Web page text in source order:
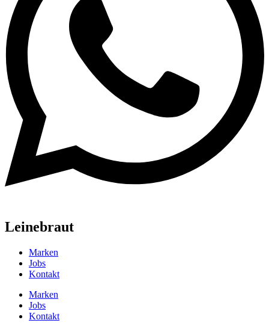
Leinebraut
Marken
Jobs
Kontakt
Marken
Jobs
Kontakt